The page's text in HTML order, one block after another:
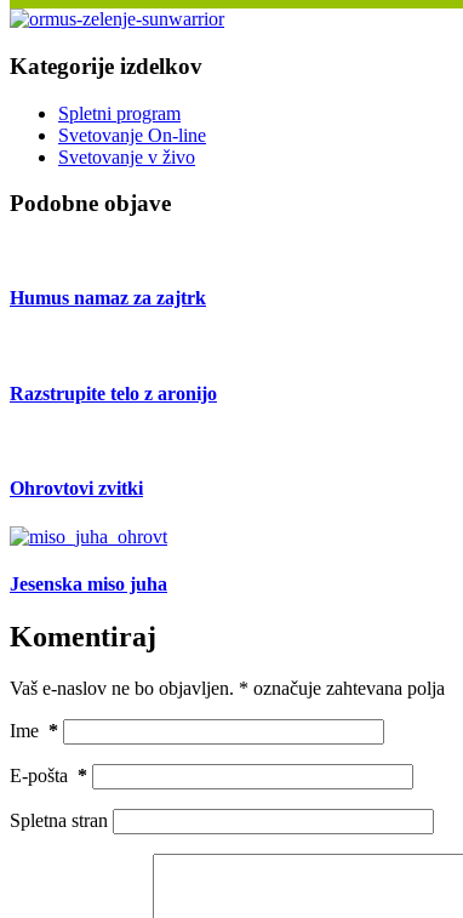
Kategorije izdelkov
Spletni program
Svetovanje On-line
Svetovanje v živo
Podobne objave
Humus namaz za zajtrk
Razstrupite telo z aronijo
Ohrovtovi zvitki
Jesenska miso juha
Komentiraj
Vaš e-naslov ne bo objavljen. * označuje zahtevana polja
Ime *
E-pošta *
Spletna stran